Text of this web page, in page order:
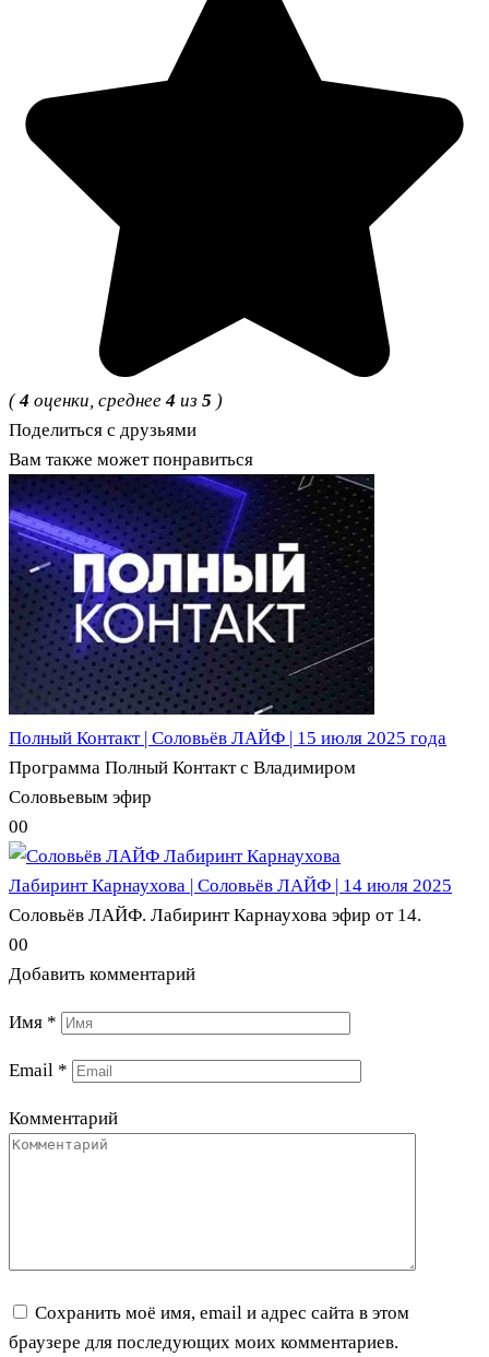
(4 оценки, среднее4 из 5 )
Поделиться с друзьями
Вам также может понравиться
Полный Контакт | Соловьёв ЛАЙФ | 15 июля 2025 года
Программа Полный Контакт с Владимиром
Соловьевым эфир
00
Лабиринт Карнаухова | Соловьёв ЛАЙФ | 14 июля 2025
Соловьёв ЛАЙФ. Лабиринт Карнаухова эфир от 14.
00
Добавить комментарий
Имя *
Email *
Комментарий
Сохранить моё имя, email и адрес сайта в этом
браузере для последующих моих комментариев.